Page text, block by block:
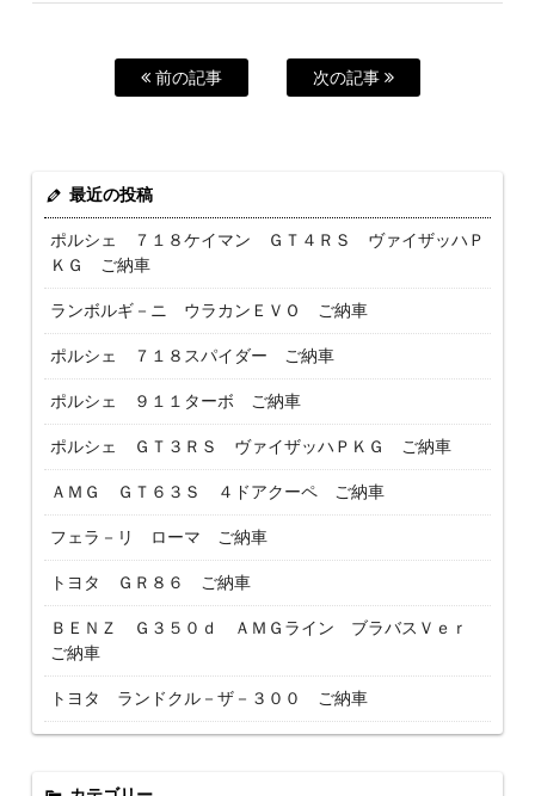
前の記事 次の記事
最近の投稿
ポルシェ ７１８ケイマン ＧＴ４ＲＳ ヴァイザッハＰ
ＫＧ ご納車
ランボルギ－ニ ウラカンＥＶＯ ご納車
ポルシェ ７１８スパイダー ご納車
ポルシェ ９１１ターボ ご納車
ポルシェ ＧＴ３ＲＳ ヴァイザッハＰＫＧ ご納車
ＡＭＧ ＧＴ６３Ｓ ４ドアクーペ ご納車
フェラ－リ ローマ ご納車
トヨタ ＧＲ８６ ご納車
ＢＥＮＺ Ｇ３５０ｄ ＡＭＧライン ブラバスＶｅｒ
ご納車
トヨタ ランドクル－ザ－３００ ご納車